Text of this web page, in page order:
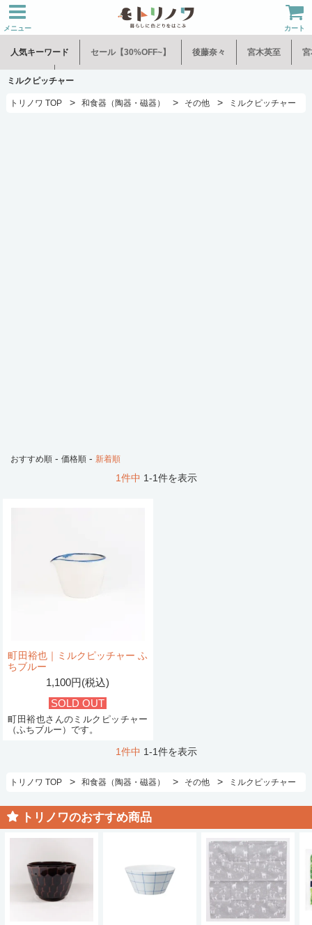
メニュー カート
人気キーワード セール【30%OFF~】 後藤奈々 宮木英至 宮
水谷和音
ミルクピッチャー
トリノワ TOP > 和食器（陶器・磁器） > その他 > ミルクピッチャー
おすすめ順 - 価格順 - 新着順
1件中 1-1件を表示
町田裕也｜ミルクピッチャー ふ
ちブルー
1,100円(税込)
SOLD OUT
町田裕也さんのミルクピッチャー
（ふちブルー）です。
1件中 1-1件を表示
トリノワ TOP > 和食器（陶器・磁器） > その他 > ミルクピッチャー
トリノワのおすすめ商品